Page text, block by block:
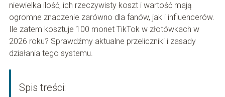
niewielka ilość, ich rzeczywisty koszt i wartość mają
ogromne znaczenie zarówno dla fanów, jak i influencerów.
Ile zatem kosztuje 100 monet TikTok w złotówkach w
2026 roku? Sprawdźmy aktualne przeliczniki i zasady
działania tego systemu.
Spis treści: